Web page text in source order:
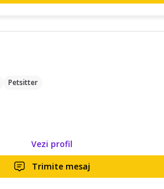
Petsitter
Vezi profil
Trimite mesaj